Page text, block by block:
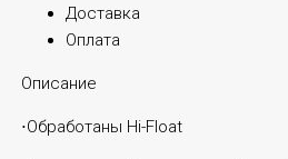
Доставка
Оплата
Описание
⋅Обработаны Hi-Float